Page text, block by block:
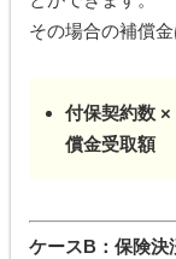
その場合の補償
付保契約数
償金受取額
ケースB： 保険決